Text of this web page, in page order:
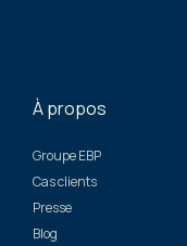
À propos
Groupe EBP
Cas clients
Presse
Blog